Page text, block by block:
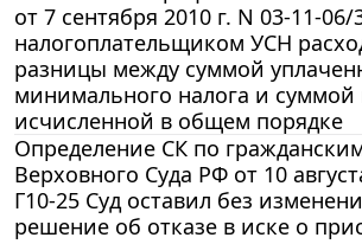
от 7 сентября 2010 г. N 03-11-
налогоплательщиком УСН
разницы между суммой
минимального налога и суммой
исчисленной в общем порядке
Определение СК по
Верховного Суда РФ от 10
Г10-25 Суд оставил без
решение об отказе в иске о